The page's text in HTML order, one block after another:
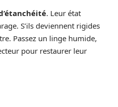
. Leur état
S’ils deviennent rigides
Passez un linge humide,
pour restaurer leur